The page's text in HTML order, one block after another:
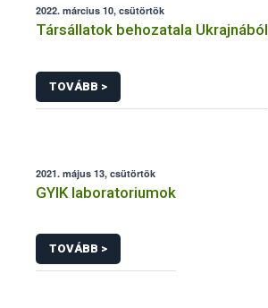
2022. március 10, csütörtök
Társállatok behozatala Ukrajnából
TOVÁBB >
2021. május 13, csütörtök
GYIK laboratoriumok
TOVÁBB >